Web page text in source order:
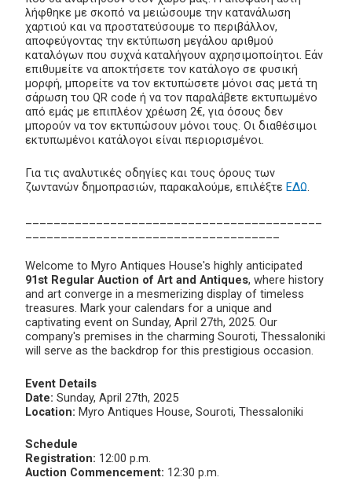
λήφθηκε με σκοπό να μειώσουμε την κατανάλωση
χαρτιού και να προστατεύσουμε το περιβάλλον,
αποφεύγοντας την εκτύπωση μεγάλου αριθμού
καταλόγων που συχνά καταλήγουν αχρησιμοποίητοι. Εάν
επιθυμείτε να αποκτήσετε τον κατάλογο σε φυσική
μορφή, μπορείτε να τον εκτυπώσετε μόνοι σας μετά τη
σάρωση του QR code ή να τον παραλάβετε εκτυπωμένο
από εμάς με επιπλέον χρέωση 2€, για όσους δεν
μπορούν να τον εκτυπώσουν μόνοι τους. Οι διαθέσιμοι
εκτυπωμένοι κατάλογοι είναι περιορισμένοι.
Για τις αναλυτικές οδηγίες και τους όρους των
ζωντανών δημοπρασιών, παρακαλούμε, επιλέξτε ΕΔΩ.
Welcome to Myro Antiques House's highly anticipated
91st Regular Auction of Art and Antiques, where history
and art converge in a mesmerizing display of timeless
treasures. Mark your calendars for a unique and
captivating event on Sunday, April 27th, 2025. Our
company's premises in the charming Souroti, Thessaloniki
will serve as the backdrop for this prestigious occasion.
Event Details
Date: Sunday, April 27th, 2025
Location: Myro Antiques House, Souroti, Thessaloniki
Schedule
Registration: 12:00 p.m.
Auction Commencement: 12:30 p.m.